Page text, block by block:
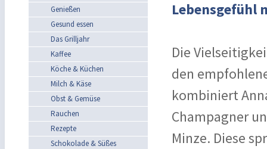
Genießen
Gesund essen
Das Grilljahr
Kaffee
Köche & Küchen
Milch & Käse
Obst & Gemüse
Rauchen
Rezepte
Schokolade & Süßes
Lebensgefühl
Die
den
kombiniert
Champagner
Minze. Diese